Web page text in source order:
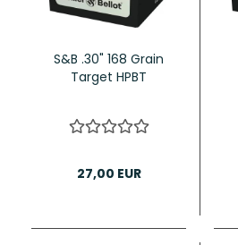
S&B .30" 168 Grain
Target HPBT
27,00 EUR